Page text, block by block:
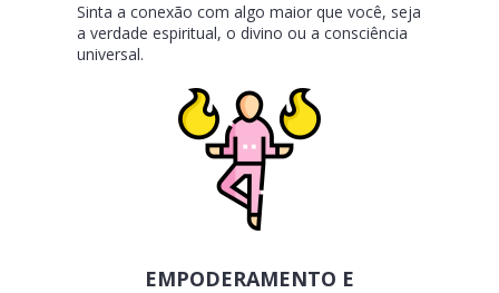
Sinta a conexão com algo maior que você, seja
a verdade espiritual, o divino ou a consciência
universal.
EMPODERAMENTO E